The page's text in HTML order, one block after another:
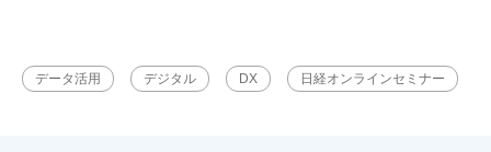
データ活用 デジタル DX 日経オンラインセミナー